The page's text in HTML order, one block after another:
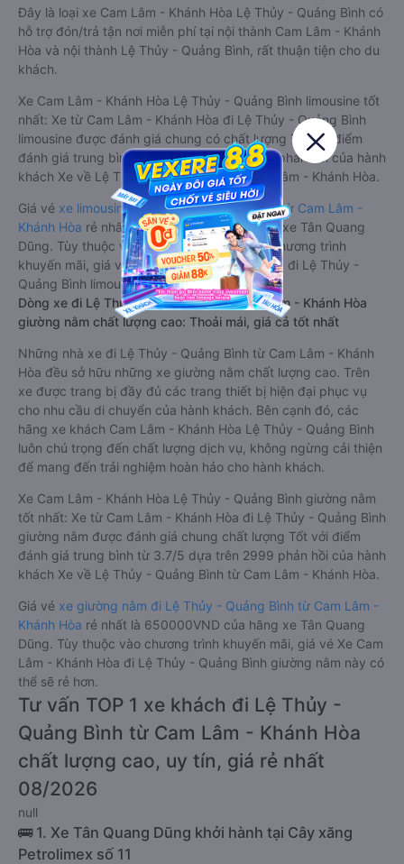
Đây là loại xe Cam Lâm - Khánh Hòa Lệ Thủy - Quảng Bình có
hỗ trợ đón/trả tận nơi miễn phí tại nội thành Cam Lâm - Khánh
Hòa và nội thành Lệ Thủy - Quảng Bình, rất thuận tiện cho du
khách.
Xe Cam Lâm - Khánh Hòa Lệ Thủy - Quảng Bình limousine tốt
nhất: Xe từ Cam Lâm - Khánh Hòa đi Lệ Thủy - Quảng Bình
limousine được đánh giá chung có chất lượng Tốt với điểm
đánh giá trung bình từ 3.7/5 dựa trên 2999 phản hồi của hành
khách Xe về Lệ Thủy - Quảng Bình từ Cam Lâm - Khánh Hòa.
Giá vé xe limousine đi Lệ Thủy - Quảng Bình từ Cam Lâm -
Khánh Hòa rẻ nhất là 650000VND của hãng xe Tân Quang
Dũng. Tùy thuộc vào vị trí ngồi của bạn và chương trình
khuyến mãi, giá vé Xe Cam Lâm - Khánh Hòa đi Lệ Thủy -
Quảng Bình limousine này có thể sẽ rẻ hơn
Dòng xe đi Lệ Thủy - Quảng Bình từ Cam Lâm - Khánh Hòa
giường nằm chất lượng cao: Thoải mái, giá cả tốt nhất
Những nhà xe đi Lệ Thủy - Quảng Bình từ Cam Lâm - Khánh
Hòa đều sở hữu những xe giường nằm chất lượng cao. Trên
xe được trang bị đầy đủ các trang thiết bị hiện đại phục vụ
cho nhu cầu di chuyển của hành khách. Bên cạnh đó, các
hãng xe khách Cam Lâm - Khánh Hòa Lệ Thủy - Quảng Bình
luôn chú trọng đến chất lượng dịch vụ, không ngừng cải thiện
để mang đến trải nghiệm hoàn hảo cho hành khách.
Xe Cam Lâm - Khánh Hòa Lệ Thủy - Quảng Bình giường nằm
tốt nhất: Xe từ Cam Lâm - Khánh Hòa đi Lệ Thủy - Quảng Bình
giường nằm được đánh giá chung chất lượng Tốt với điểm
đánh giá trung bình từ 3.7/5 dựa trên 2999 phản hồi của hành
khách Xe về Lệ Thủy - Quảng Bình từ Cam Lâm - Khánh Hòa.
Giá vé xe giường nằm đi Lệ Thủy - Quảng Bình từ Cam Lâm -
Khánh Hòa rẻ nhất là 650000VND của hãng xe Tân Quang
Dũng. Tùy thuộc vào chương trình khuyến mãi, giá vé Xe Cam
Lâm - Khánh Hòa đi Lệ Thủy - Quảng Bình giường nằm này có
thể sẽ rẻ hơn.
Tư vấn TOP 1 xe khách đi Lệ Thủy -
Quảng Bình từ Cam Lâm - Khánh Hòa
chất lượng cao, uy tín, giá rẻ nhất
08/2026
null
🚌 1. Xe Tân Quang Dũng khởi hành tại Cây xăng
Petrolimex số 11